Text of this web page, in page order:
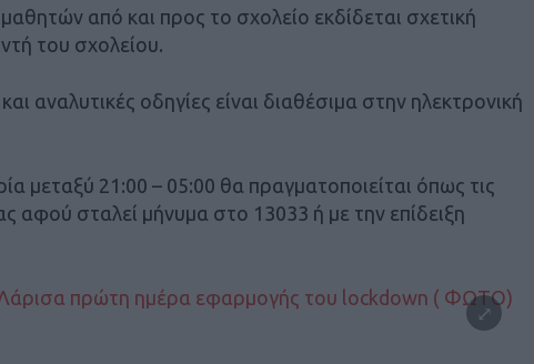
από και προς το σχολείο εκδίδεται σχετική
του σχολείου.
αναλυτικές οδηγίες είναι διαθέσιμα στην ηλεκτρονική
μεταξύ 21:00 – 05:00 θα πραγματοποιείται όπως τις
αφού σταλεί μήνυμα στο 13033 ή με την επίδειξη